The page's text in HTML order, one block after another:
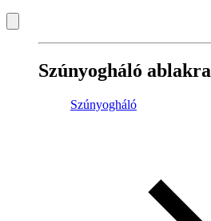
Szúnyogháló ablakra
Szúnyogháló